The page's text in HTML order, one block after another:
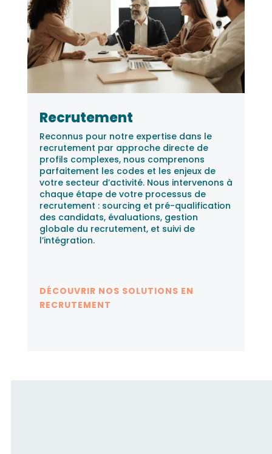
Recrutement
Reconnus pour notre expertise dans le
recrutement par approche directe de
profils complexes, nous comprenons
parfaitement les codes et les enjeux de
votre secteur d’activité. Nous intervenons à
chaque étape de votre processus de
recrutement : sourcing et pré-qualification
des candidats, évaluations, gestion
globale du recrutement, et suivi de
l’intégration.
DÉCOUVRIR NOS SOLUTIONS EN
RECRUTEMENT